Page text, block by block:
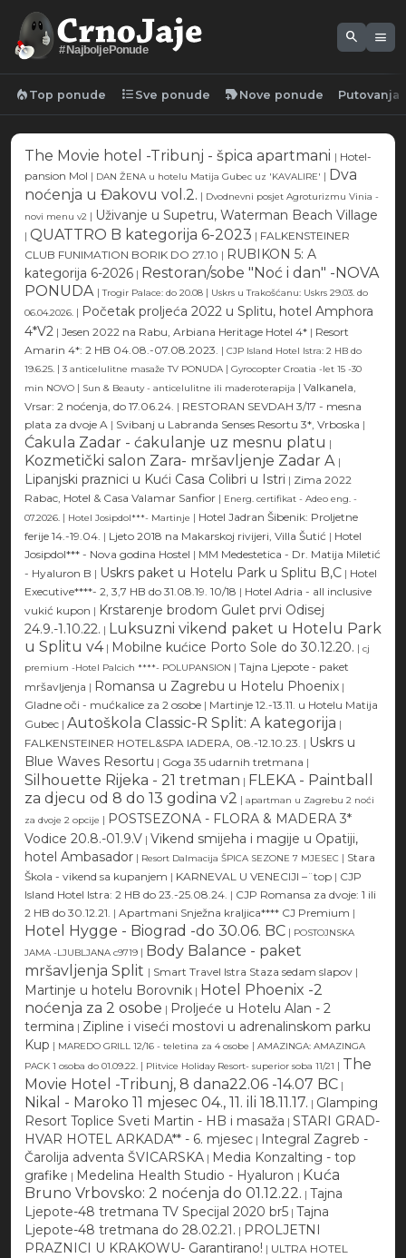
#NajboljePonude
search menu
local_fire_department Top ponude format_list_bulleted Sve ponude new_label Nove ponude Putovanja
The Movie hotel -Tribunj - špica apartmani | Hotel-
pansion Mol | DAN ŽENA u hotelu Matija Gubec uz 'KAVALIRE' | Dva
noćenja u Đakovu vol.2. | Dvodnevni posjet Agroturizmu Vinia -
novi menu v2 | Uživanje u Supetru, Waterman Beach Village
| QUATTRO B kategorija 6-2023 | FALKENSTEINER
CLUB FUNIMATION BORIK DO 27.10 | RUBIKON 5: A
kategorija 6-2026 | Restoran/sobe "Noć i dan" -NOVA
PONUDA | Trogir Palace: do 20.08 | Uskrs u Trakošćanu: Uskrs 29.03. do
06.04.2026. | Početak proljeća 2022 u Splitu, hotel Amphora
4*V2 | Jesen 2022 na Rabu, Arbiana Heritage Hotel 4* | Resort
Amarin 4*: 2 HB 04.08.-07.08.2023. | CJP Island Hotel Istra: 2 HB do
19.6.25. | 3 anticelulitne masaže TV PONUDA | Gyrocopter Croatia -let 15 -30
min NOVO | Sun & Beauty - anticelulitne ili maderoterapija | Valkanela,
Vrsar: 2 noćenja, do 17.06.24. | RESTORAN SEVDAH 3/17 - mesna
plata za dvoje A | Svibanj u Labranda Senses Resortu 3*, Vrboska |
Ćakula Zadar - ćakulanje uz mesnu platu |
Kozmetički salon Zara- mršavljenje Zadar A |
Lipanjski praznici u Kući Casa Colibri u Istri | Zima 2022
Rabac, Hotel & Casa Valamar Sanfior | Energ. certifikat - Adeo eng. -
07.2026. | Hotel Josipdol***- Martinje | Hotel Jadran Šibenik: Proljetne
ferije 14.-19.04. | Ljeto 2018 na Makarskoj rivijeri, Villa Šutić | Hotel
Josipdol*** - Nova godina Hostel | MM Medestetica - Dr. Matija Miletić
- Hyaluron B | Uskrs paket u Hotelu Park u Splitu B,C | Hotel
Executive****- 2, 3,7 HB do 31.08.19. 10/18 | Hotel Adria - all inclusive
vukić kupon | Krstarenje brodom Gulet prvi Odisej
24.9.-1.10.22. | Luksuzni vikend paket u Hotelu Park
u Splitu v4 | Mobilne kućice Porto Sole do 30.12.20. | cj
premium -Hotel Palcich ****- POLUPANSION | Tajna Ljepote - paket
mršavljenja | Romansa u Zagrebu u Hotelu Phoenix |
Gladne oči - mućkalice za 2 osobe | Martinje 12.-13.11. u Hotelu Matija
Gubec | Autoškola Classic-R Split: A kategorija |
FALKENSTEINER HOTEL&SPA IADERA, 08.-12.10.23. | Uskrs u
Blue Waves Resortu | Goga 35 udarnih tretmana |
Silhouette Rijeka - 21 tretman | FLEKA - Paintball
za djecu od 8 do 13 godina v2 | apartman u Zagrebu 2 noći
za dvoje 2 opcije | POSTSEZONA - FLORA & MADERA 3*
Vodice 20.8.-01.9.V | Vikend smijeha i magije u Opatiji,
hotel Ambasador | Resort Dalmacija ŠPICA SEZONE 7 MJESEC | Stara
Škola - vikend sa kupanjem | KARNEVAL U VENECIJI –¨top | CJP
Island Hotel Istra: 2 HB do 23.-25.08.24. | CJP Romansa za dvoje: 1 ili
2 HB do 30.12.21. | Apartmani Snježna kraljica**** CJ Premium |
Hotel Hygge - Biograd -do 30.06. BC | POSTOJNSKA
JAMA -LJUBLJANA c9719 | Body Balance - paket
mršavljenja Split | Smart Travel Istra Staza sedam slapov |
Martinje u hotelu Borovnik | Hotel Phoenix -2
noćenja za 2 osobe | Proljeće u Hotelu Alan - 2
termina | Zipline i viseći mostovi u adrenalinskom parku
Kup | MAREDO GRILL 12/16 - teletina za 4 osobe | AMAZINGA: AMAZINGA
PACK 1 osoba do 01.09.22. | Plitvice Holiday Resort- superior soba 11/21 | The
Movie Hotel -Tribunj, 8 dana22.06 -14.07 BC |
Nikal - Maroko 11 mjesec 04., 11. ili 18.11.17. | Glamping
Resort Toplice Sveti Martin - HB i masaža | STARI GRAD-
HVAR HOTEL ARKADA** - 6. mjesec | Integral Zagreb -
Čarolija adventa ŠVICARSKA | Media Konzalting - top
grafike | Medelina Health Studio - Hyaluron | Kuća
Bruno Vrbovsko: 2 noćenja do 01.12.22. | Tajna
Ljepote-48 tretmana TV Specijal 2020 br5 | Tajna
Ljepote-48 tretmana do 28.02.21. | PROLJETNI
PRAZNICI U KRAKOWU- Garantirano! | ULTRA HOTEL